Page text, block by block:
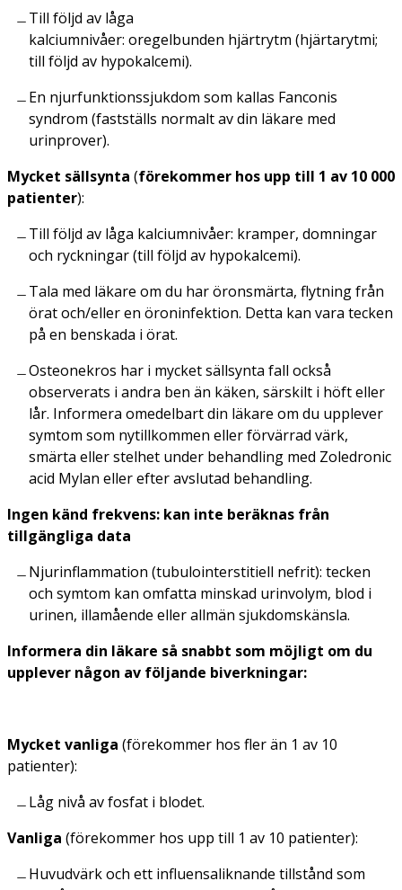
Till följd av låga
kalciumnivåer: oregelbunden hjärtrytm (hjärtarytmi;
till följd av hypokalcemi).
En njurfunktionssjukdom som kallas Fanconis
syndrom (fastställs normalt av din läkare med
urinprover).
Mycket sällsynta (förekommer hos upp till 1 av 10 000
patienter):
Till följd av låga kalciumnivåer: kramper, domningar
och ryckningar (till följd av hypokalcemi).
Tala med läkare om du har öronsmärta, flytning från
örat och/eller en öroninfektion. Detta kan vara tecken
på en benskada i örat.
Osteonekros har i mycket sällsynta fall också
observerats i andra ben än käken, särskilt i höft eller
lår. Informera omedelbart din läkare om du upplever
symtom som nytillkommen eller förvärrad värk,
smärta eller stelhet under behandling med Zoledronic
acid Mylan eller efter avslutad behandling.
Ingen känd frekvens: kan inte beräknas från
tillgängliga data
Njurinflammation (tubulointerstitiell nefrit): tecken
och symtom kan omfatta minskad urinvolym, blod i
urinen, illamående eller allmän sjukdomskänsla.
Informera din läkare så snabbt som möjligt om du
upplever någon av följande biverkningar:
Mycket vanliga (förekommer hos fler än 1 av 10
patienter):
Låg nivå av fosfat i blodet.
Vanliga (förekommer hos upp till 1 av 10 patienter):
Huvudvärk och ett influensaliknande tillstånd som